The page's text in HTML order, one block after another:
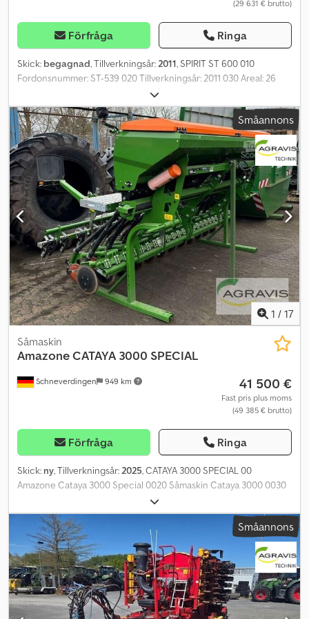
(29 631 € brutto)
Förfråga Ringa
Skick: begagnad, Tillverkningsår:2011, SPIRIT ST 600 010
Fordonsnummer: ST-539 020 Tillverkningsår: 2011 030 Areal: 26
000 ha 040 Arbetsbredd upp till (m): 6,00 050 Nedre fäste K80
060 Hydraulisk fläkt 070 Hydraulisk hopfällning 080 Däckprofil,
kvarvarande mönsterdjup i procent: 45 Chjdpfx Apezlvaue Ija
Småannons
1 / 17
Schneverdingen 949 km
Såmaskin
AmazoneCATAYA 3000 SPECIAL
41 500 €
Fast pris plus moms
(49 385 € brutto)
Förfråga Ringa
Skick: ny, Tillverkningsår:2025, CATAYA 3000 SPECIAL 00
Amazone Cataya 3000 Special 0020 Såmaskin Cataya 3000 0030
Special, 24 rader, 12,5 cm 0040 Påbyggnad för fröbehållare 400
0050 Blandarelement för blandaraxel 0060 Elektrisk
doseringsenhet 3000 0070 Vänster sida 0080 Elektrisk
kalibrering med 0090 Kalibreringssensor 01 Bakljus för 10 körning
på väg 20 Skärset Cataya Special 3000, 30 24 RoTeC-skär, 12,5 cm
40 Djupstyrningsskiva Control 25 50 Hydraulisk 60
Skärtrycksjustering 70 Kort hydraulisk överlänk 80 Exaktstrigel
3000 90 Monteringssats för Exaktstrigel 0200 ISOBUS Cataya
Special 0210 Analog sensor för arbetsläge 0220 Elektrisk 0230
Småannons